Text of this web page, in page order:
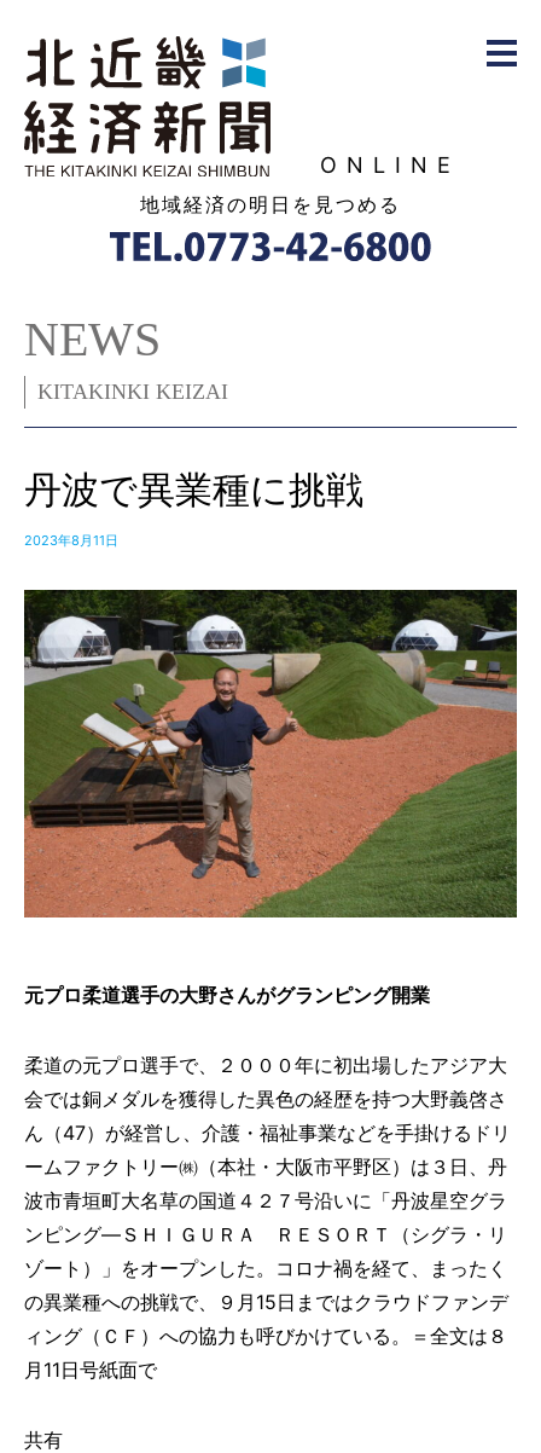
ONLINE
地域経済の明日を見つめる
NEWS
KITAKINKI KEIZAI
丹波で異業種に挑戦
2023年8月11日
元プロ柔道選手の大野さんがグランピング開業
柔道の元プロ選手で、２０００年に初出場したアジア大
会では銅メダルを獲得した異色の経歴を持つ大野義啓さ
ん（47）が経営し、介護・福祉事業などを手掛けるドリ
ームファクトリー㈱（本社・大阪市平野区）は３日、丹
波市青垣町大名草の国道４２７号沿いに「丹波星空グラ
ンピング―ＳＨＩＧＵＲＡ ＲＥＳＯＲＴ（シグラ・リ
ゾート）」をオープンした。コロナ禍を経て、まったく
の異業種への挑戦で、９月15日まではクラウドファンデ
ィング（ＣＦ）への協力も呼びかけている。＝全文は８
月11日号紙面で
共有